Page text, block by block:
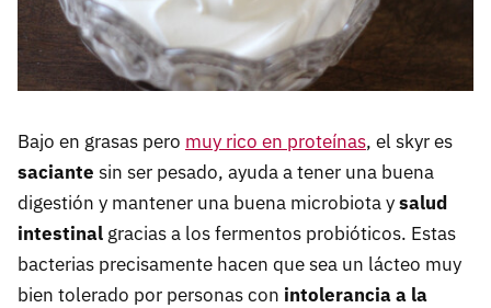
Bajo en grasas pero muy rico en proteínas, el skyr es
saciante sin ser pesado, ayuda a tener una buena
digestión y mantener una buena microbiota ysalud
intestinal gracias a los fermentos probióticos. Estas
bacterias precisamente hacen que sea un lácteo muy
bien tolerado por personas con intolerancia a la